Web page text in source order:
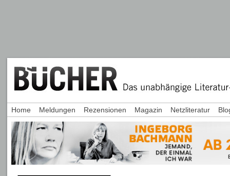
Home Meldungen Rezensionen Magazin Netzliteratur